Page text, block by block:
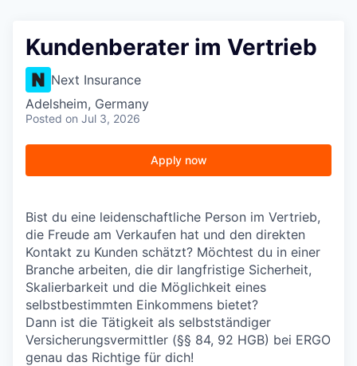
Kundenberater im Vertrieb
Next Insurance
Adelsheim, Germany
Posted on Jul 3, 2026
Apply now
Bist du eine leidenschaftliche Person im Vertrieb,
die Freude am Verkaufen hat und den direkten
Kontakt zu Kunden schätzt? Möchtest du in einer
Branche arbeiten, die dir langfristige Sicherheit,
Skalierbarkeit und die Möglichkeit eines
selbstbestimmten Einkommens bietet?
Dann ist die Tätigkeit als selbstständiger
Versicherungsvermittler (§§ 84, 92 HGB) bei ERGO
genau das Richtige für dich!